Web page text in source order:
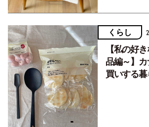
くらし
【私の好
品編～】
買いする